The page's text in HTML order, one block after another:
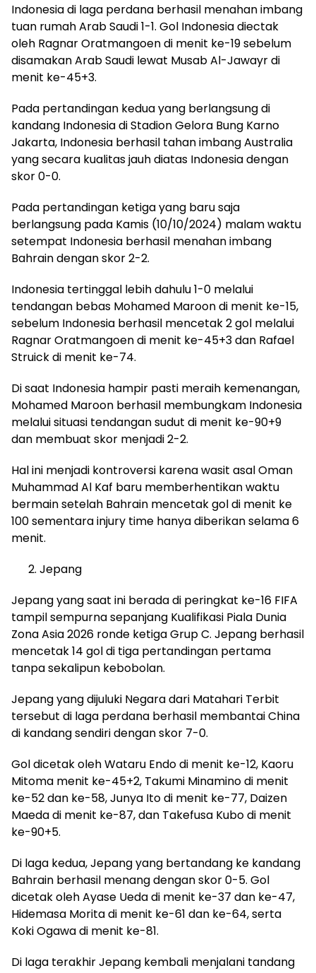
Indonesia di laga perdana berhasil menahan imbang
tuan rumah Arab Saudi 1-1. Gol Indonesia diectak
oleh Ragnar Oratmangoen di menit ke-19 sebelum
disamakan Arab Saudi lewat Musab Al-Jawayr di
menit ke-45+3.
Pada pertandingan kedua yang berlangsung di
kandang Indonesia di Stadion Gelora Bung Karno
Jakarta, Indonesia berhasil tahan imbang Australia
yang secara kualitas jauh diatas Indonesia dengan
skor 0-0.
Pada pertandingan ketiga yang baru saja
berlangsung pada Kamis (10/10/2024) malam waktu
setempat Indonesia berhasil menahan imbang
Bahrain dengan skor 2-2.
Indonesia tertinggal lebih dahulu 1-0 melalui
tendangan bebas Mohamed Maroon di menit ke-15,
sebelum Indonesia berhasil mencetak 2 gol melalui
Ragnar Oratmangoen di menit ke-45+3 dan Rafael
Struick di menit ke-74.
Di saat Indonesia hampir pasti meraih kemenangan,
Mohamed Maroon berhasil membungkam Indonesia
melalui situasi tendangan sudut di menit ke-90+9
dan membuat skor menjadi 2-2.
Hal ini menjadi kontroversi karena wasit asal Oman
Muhammad Al Kaf baru memberhentikan waktu
bermain setelah Bahrain mencetak gol di menit ke
100 sementara injury time hanya diberikan selama 6
menit.
Jepang
Jepang yang saat ini berada di peringkat ke-16 FIFA
tampil sempurna sepanjang Kualifikasi Piala Dunia
Zona Asia 2026 ronde ketiga Grup C. Jepang berhasil
mencetak 14 gol di tiga pertandingan pertama
tanpa sekalipun kebobolan.
Jepang yang dijuluki Negara dari Matahari Terbit
tersebut di laga perdana berhasil membantai China
di kandang sendiri dengan skor 7-0.
Gol dicetak oleh Wataru Endo di menit ke-12, Kaoru
Mitoma menit ke-45+2, Takumi Minamino di menit
ke-52 dan ke-58, Junya Ito di menit ke-77, Daizen
Maeda di menit ke-87, dan Takefusa Kubo di menit
ke-90+5.
Di laga kedua, Jepang yang bertandang ke kandang
Bahrain berhasil menang dengan skor 0-5. Gol
dicetak oleh Ayase Ueda di menit ke-37 dan ke-47,
Hidemasa Morita di menit ke-61 dan ke-64, serta
Koki Ogawa di menit ke-81.
Di laga terakhir Jepang kembali menjalani tandang